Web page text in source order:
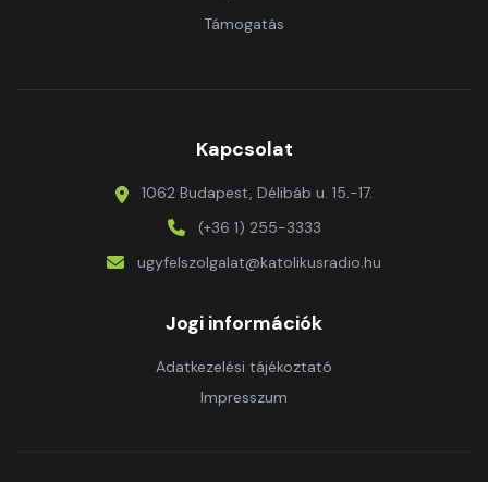
Támogatás
Kapcsolat
1062 Budapest, Délibáb u. 15.-17.
(+36 1) 255-3333
ugyfelszolgalat@katolikusradio.hu
Jogi információk
Adatkezelési tájékoztató
Impresszum